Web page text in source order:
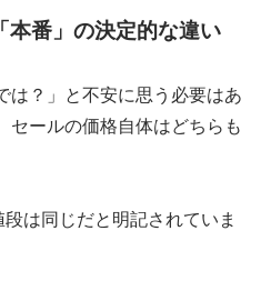
番」の決定的な違い
は？」と不安に思う必要はあ
セールの価格自体はどちらも
は同じだと明記されていま